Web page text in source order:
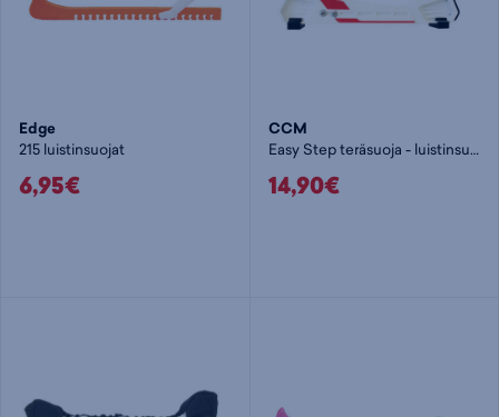
Edge
215 luistinsuojat
6,95€
CCM
Easy Step teräsuoja - luistinsuojat
14,90€